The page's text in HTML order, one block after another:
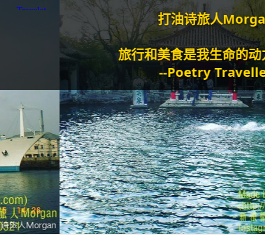
打油诗旅人Morgan
旅行和美食是我生命的动力泉
--Poetry Traveller